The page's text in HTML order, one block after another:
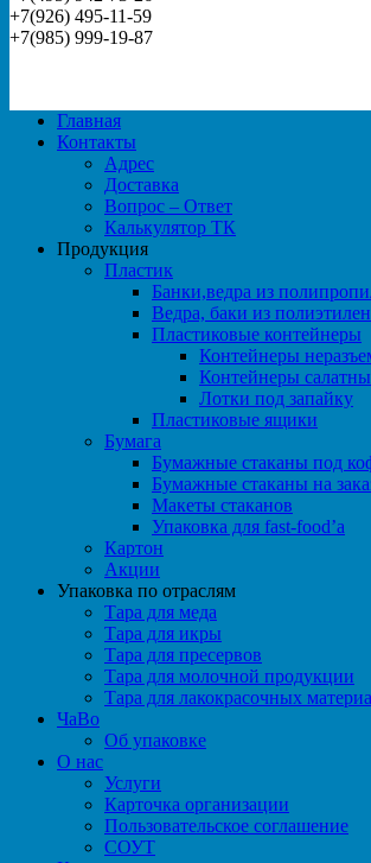
+7(926) 495-11-59
+7(985) 999-19-87
Главная
Контакты
Адрес
Доставка
Вопрос – Ответ
Калькулятор ТК
Продукция
Пластик
Банки,ведра из
Ведра, баки из
Пластиковые контейнеры
Контейнеры
Контейнеры
Лотки под запайку
Пластиковые ящики
Бумага
Бумажные стаканы под
Бумажные стаканы на
Макеты стаканов
Упаковка для fast-food’а
Картон
Акции
Упаковка по отраслям
Тара для меда
Тара для икры
Тара для пресервов
Тара для молочной продукции
Тара для лакокрасочных
ЧаВо
Об упаковке
О нас
Услуги
Карточка организации
Пользовательское соглашение
СОУТ